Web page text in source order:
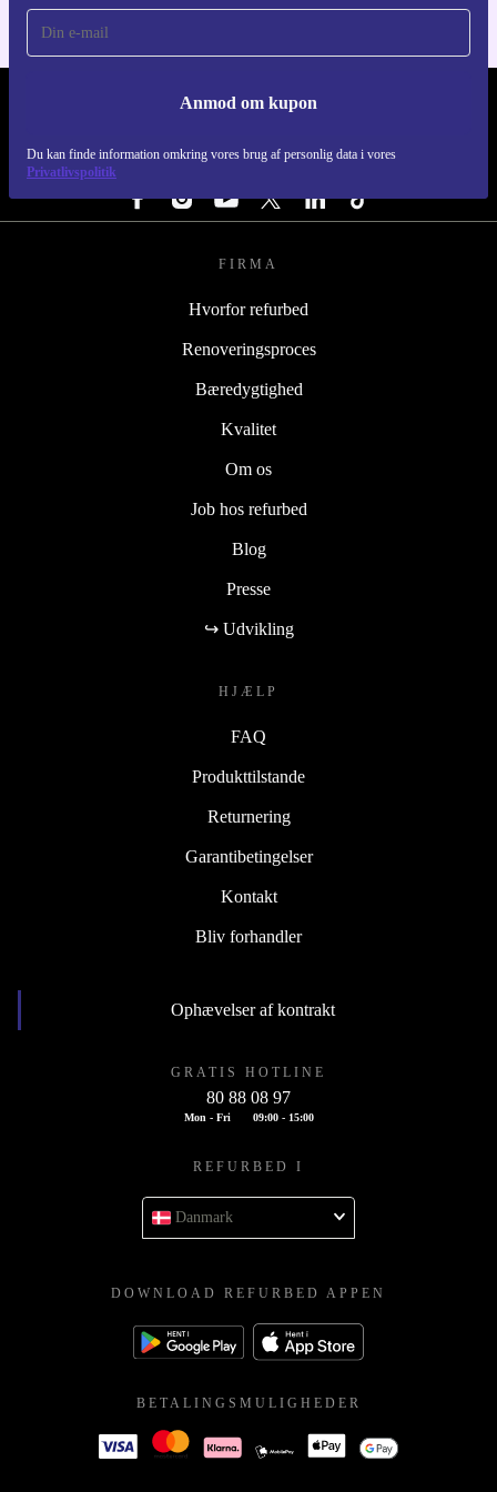
Anmod om kupon
Du kan finde information omkring vores brug af personlig data i vores
Privatlivspolitik
REFURBED DANMARK - RETHINK NEW.
FØLG OS
FIRMA
Hvorfor refurbed
Renoveringsproces
Bæredygtighed
Kvalitet
Om os
Job hos refurbed
Blog
Presse
↪ Udvikling
HJÆLP
FAQ
Produkttilstande
Returnering
Garantibetingelser
Kontakt
Bliv forhandler
Ophævelser af kontrakt
GRATIS HOTLINE
80 88 08 97
Mon - Fri 09:00 - 15:00
REFURBED I
Danmark
DOWNLOAD REFURBED APPEN
BETALINGSMULIGHEDER